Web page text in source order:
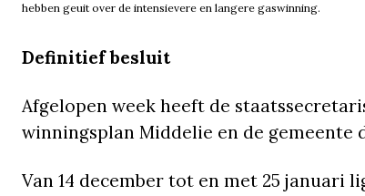
hebben geuit over de intensievere en langere gaswinning.
Definitief besluit
Afgelopen week heeft de
winningsplan Middelie en de gemeente
Van 14 december tot en met 25 januari